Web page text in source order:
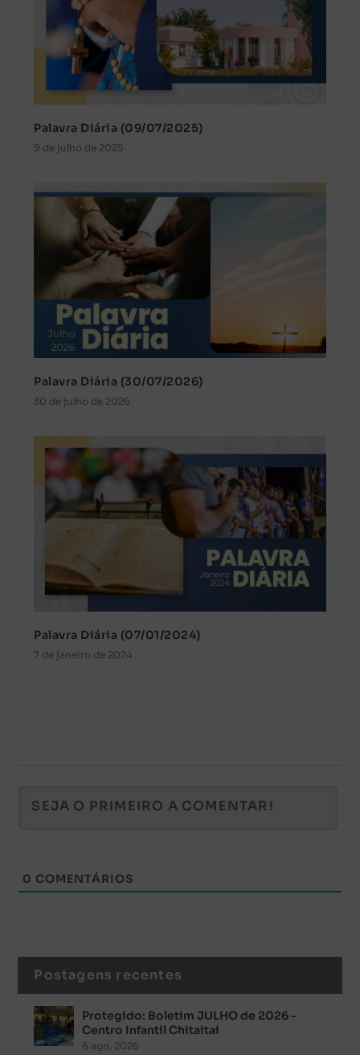
Palavra Diária (09/07/2025)
9 de julho de 2025
Palavra Diária (30/07/2026)
30 de julho de 2026
Palavra Diária (07/01/2024)
7 de janeiro de 2024
0 COMENTÁRIOS
Postagens recentes
Protegido: Boletim JULHO de 2026 –
Centro Infantil Chitaitai
6 ago, 2026